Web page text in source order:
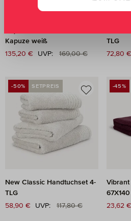
Kapuze weiß
Verkaufspreis:
135,20 € UVP: Regulärer Preis:
169,00 €
TLG
72,80 €
RABATT
-50% SETPREIS
New Classic Handtuchset 4-
TLG
Verkaufspreis:
58,90 € UVP: Regulärer Preis:
117,80 €
-45%
Vibrant
23,62 €